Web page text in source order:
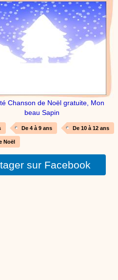
par un animateur périscolaire et
: chanson Hippopotam-tam
Chansons enfantsClip d'animation en
:chanson J'vais l'dire à
Chanson pour la planète
Chanson de Noël gratuite, Mon
beau Sapin
De 4 à 9 ans De 10 à 12 ans
Noël
sur Facebook